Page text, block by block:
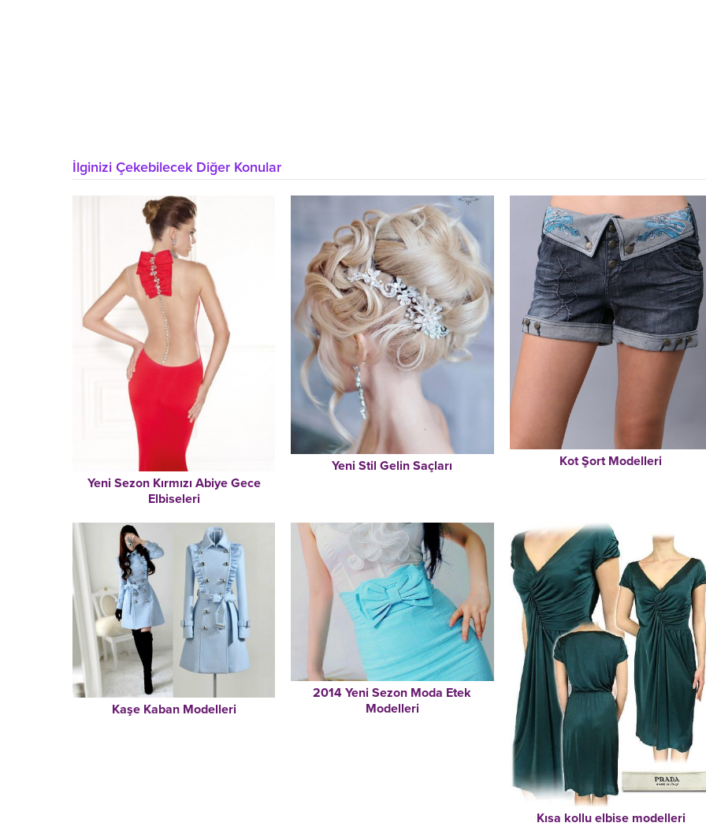
İlginizi Çekebilecek Diğer Konular
Yeni Sezon Kırmızı Abiye Gece
Elbiseleri
Yeni Stil Gelin Saçları Kot Şort Modelleri
Kaşe Kaban Modelleri
2014 Yeni Sezon Moda Etek
Modelleri
Kısa kollu elbise modelleri